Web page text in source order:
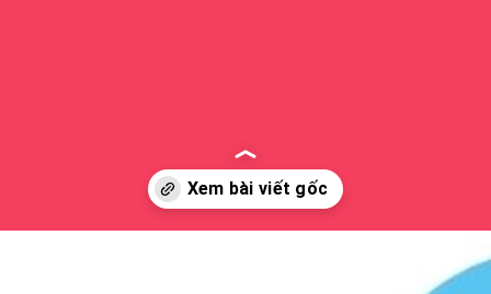
https://issiloo.edu.vn/cach-phan-biet-sot-sieu-vi-va-sot-xuat-huyet